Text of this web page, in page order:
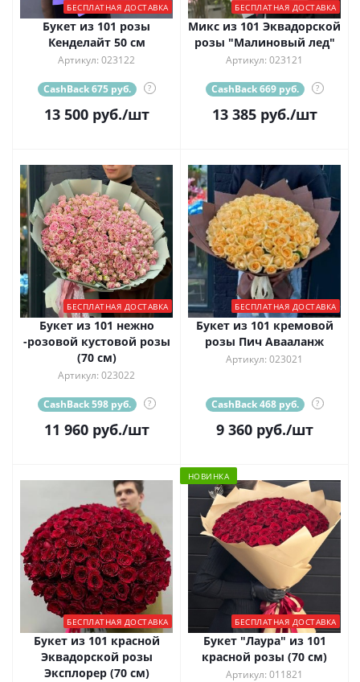
БЕСПЛАТНАЯ ДОСТАВКА
Букет из 101 розы
Кенделайт 50 см
Артикул: 023122
CashBack 675 руб. ?
13 500руб./шт
БЕСПЛАТНАЯ ДОСТАВКА
Микс из 101 Эквадорской
розы "Малиновый лед"
Артикул: 023121
CashBack 669 руб. ?
13 385руб./шт
БЕСПЛАТНАЯ ДОСТАВКА
Букет из 101 нежно
-розовой кустовой розы
(70 см)
Артикул: 023022
CashBack 598 руб. ?
11 960руб./шт
БЕСПЛАТНАЯ ДОСТАВКА
Букет из 101 кремовой
розы Пич Авааланж
Артикул: 023021
CashBack 468 руб. ?
9 360руб./шт
БЕСПЛАТНАЯ ДОСТАВКА
Букет из 101 красной
Эквадорской розы
Эксплорер (70 см)
НОВИНКА
БЕСПЛАТНАЯ ДОСТАВКА
Букет "Лаура" из 101
красной розы (70 см)
Артикул: 011821